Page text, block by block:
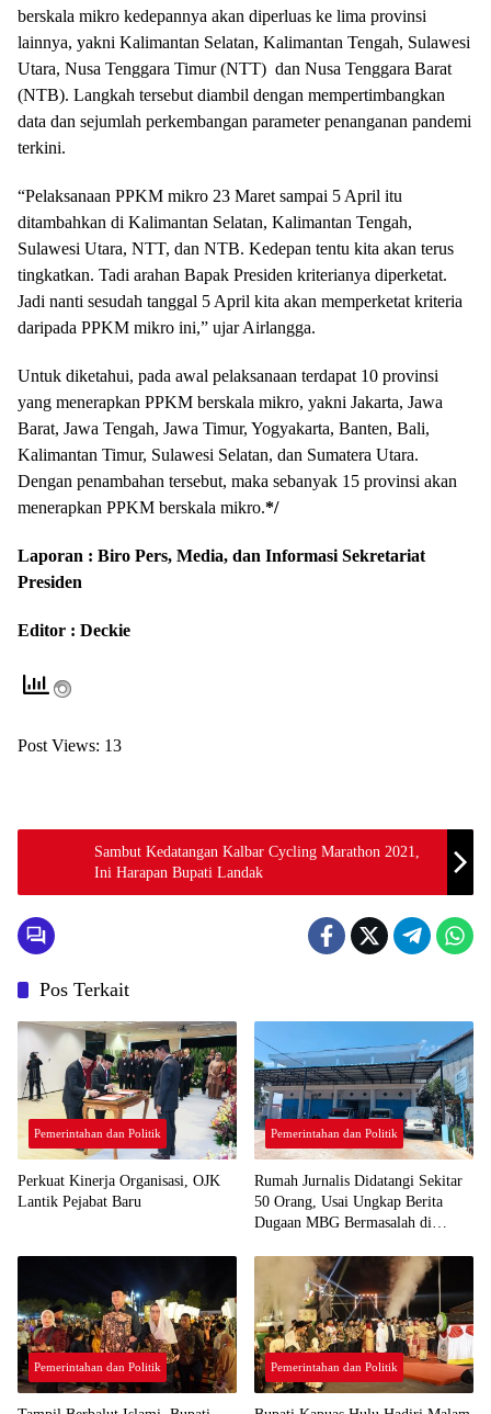
berskala mikro kedepannya akan diperluas ke lima provinsi
lainnya, yakni Kalimantan Selatan, Kalimantan Tengah, Sulawesi
Utara, Nusa Tenggara Timur (NTT) dan Nusa Tenggara Barat
(NTB). Langkah tersebut diambil dengan mempertimbangkan
data dan sejumlah perkembangan parameter penanganan pandemi
terkini.
“Pelaksanaan PPKM mikro 23 Maret sampai 5 April itu
ditambahkan di Kalimantan Selatan, Kalimantan Tengah,
Sulawesi Utara, NTT, dan NTB. Kedepan tentu kita akan terus
tingkatkan. Tadi arahan Bapak Presiden kriterianya diperketat.
Jadi nanti sesudah tanggal 5 April kita akan memperketat kriteria
daripada PPKM mikro ini,” ujar Airlangga.
Untuk diketahui, pada awal pelaksanaan terdapat 10 provinsi
yang menerapkan PPKM berskala mikro, yakni Jakarta, Jawa
Barat, Jawa Tengah, Jawa Timur, Yogyakarta, Banten, Bali,
Kalimantan Timur, Sulawesi Selatan, dan Sumatera Utara.
Dengan penambahan tersebut, maka sebanyak 15 provinsi akan
menerapkan PPKM berskala mikro.*/
Laporan : Biro Pers, Media, dan Informasi Sekretariat
Presiden
Editor : Deckie
Post Views: 13
Sambut Kedatangan Kalbar Cycling Marathon 2021,
Ini Harapan Bupati Landak
Pos Terkait
Pemerintahan dan Politik
Perkuat Kinerja Organisasi, OJK
Lantik Pejabat Baru
Pemerintahan dan Politik
Rumah Jurnalis Didatangi Sekitar
50 Orang, Usai Ungkap Berita
Dugaan MBG Bermasalah di
Pemerintahan dan Politik Pemerintahan dan Politik